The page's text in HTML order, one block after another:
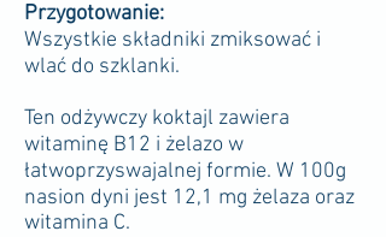
Przygotowanie:
Wszystkie składniki zmiksować i
wlać do szklanki.
Ten odżywczy koktajl zawiera
witaminę B12 i żelazo w
łatwoprzyswajalnej formie. W 100g
nasion dyni jest 12,1 mg żelaza oraz
witamina C.